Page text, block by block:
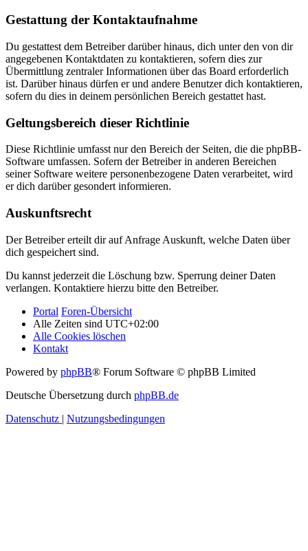
Gestattung der Kontaktaufnahme
Du gestattest dem Betreiber darüber hinaus, dich unter den von dir
angegebenen Kontaktdaten zu kontaktieren, sofern dies zur
Übermittlung zentraler Informationen über das Board erforderlich
ist. Darüber hinaus dürfen er und andere Benutzer dich kontaktieren,
sofern du dies in deinem persönlichen Bereich gestattet hast.
Geltungsbereich dieser Richtlinie
Diese Richtlinie umfasst nur den Bereich der Seiten, die die phpBB-
Software umfassen. Sofern der Betreiber in anderen Bereichen
seiner Software weitere personenbezogene Daten verarbeitet, wird
er dich darüber gesondert informieren.
Auskunftsrecht
Der Betreiber erteilt dir auf Anfrage Auskunft, welche Daten über
dich gespeichert sind.
Du kannst jederzeit die Löschung bzw. Sperrung deiner Daten
verlangen. Kontaktiere hierzu bitte den Betreiber.
Portal Foren-Übersicht
Alle Zeiten sind UTC+02:00
Alle Cookies löschen
Kontakt
Powered by phpBB® Forum Software © phpBB Limited
Deutsche Übersetzung durch phpBB.de
Datenschutz | Nutzungsbedingungen